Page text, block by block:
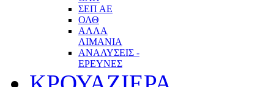
ΣΕΠ ΑΕ
ΟΛΘ
ΑΛΛΑ
ΛΙΜΑΝΙΑ
ΑΝΑΛΥΣΕΙΣ -
ΕΡΕΥΝΕΣ